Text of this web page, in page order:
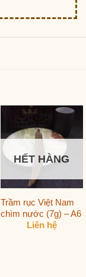
HẾT HÀNG
Trầm rục Việt Nam
chìm nước (7g) – A6
Liên hệ